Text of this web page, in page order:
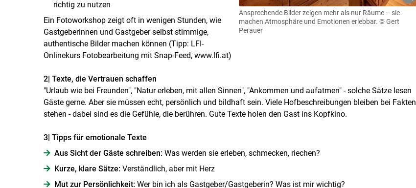
Ansprechende Bilder zeigen mehr als nur Räume – sie
machen Atmosphäre und Emotionen erlebbar. © Gert
Perauer
richtig zu nutzen
Ein Fotoworkshop zeigt oft in wenigen Stunden, wie
Gastgeberinnen und Gastgeber selbst stimmige,
authentische Bilder machen können (Tipp: LFI-
Onlinekurs Fotobearbeitung mit Snap-Feed, www.lfi.at)
2| Texte, die Vertrauen schaffen
"Urlaub wie bei Freunden", "Natur erleben, mit allen Sinnen", "Ankommen und auf­atmen" - solche Sätze lesen
Gäste gerne. Aber sie müssen echt, persönlich und bildhaft sein. Viele Hofbeschreibungen bleiben bei Fakten
stehen - dabei sind es die Gefühle, die berühren. Gute Texte holen den Gast ins Kopfkino.
3| Tipps für emotionale Texte
Aus Sicht der Gäste schreiben:Was werden sie erleben, schmecken, riechen?
Kurze, klare Sätze: Verständlich, aber mit Herz
Mut zur Persönlichkeit: Wer bin ich als Gastgeber/​Gastgeberin? Was ist mir wichtig?